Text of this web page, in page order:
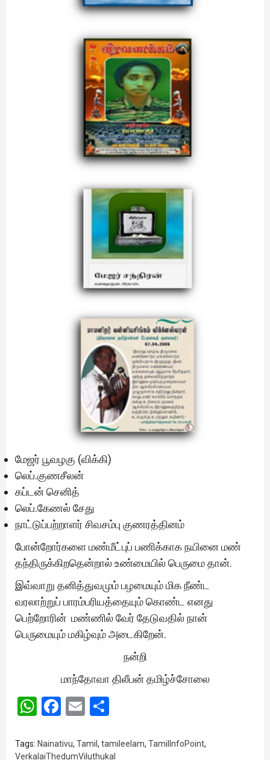
மேஜர் பூவழகு (விக்கி)
லெப்.குணசீலன்
கப்டன் செனித்
லெப்.கேணல் சேது
நாட்டுப்பற்றாளர் சிவசம்பு குணரத்தினம்
போன்றோர்களை மண்மீட்புப் பணிக்காக நயினை மண்
தந்திருக்கிறதென்றால் உண்மையில் பெருமை தான்.
இவ்வாறு தனித்துவமும் பழமையும் மிக நீண்ட
வரலாற்றுப் பாரம்பரியத்தையும் கொண்ட எனது
பெற்றோரின் மண்ணில் வேர் தேடுவதில் நான்
பெருமையும் மகிழ்வும் அடைகிறேன்.
நன்றி
மாந்தோவா திலீபன் தமிழ்ச்சோலை
WhatsApp
Facebook
Email
Tags: Nainativu, Tamil , tamileelam, TamilInfoPoint,
VerkalaiThedumViluthukal